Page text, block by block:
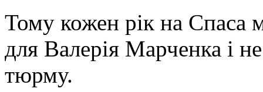
Тому кожен рік на Спаса
для Валерія Марченка і
тюрму.